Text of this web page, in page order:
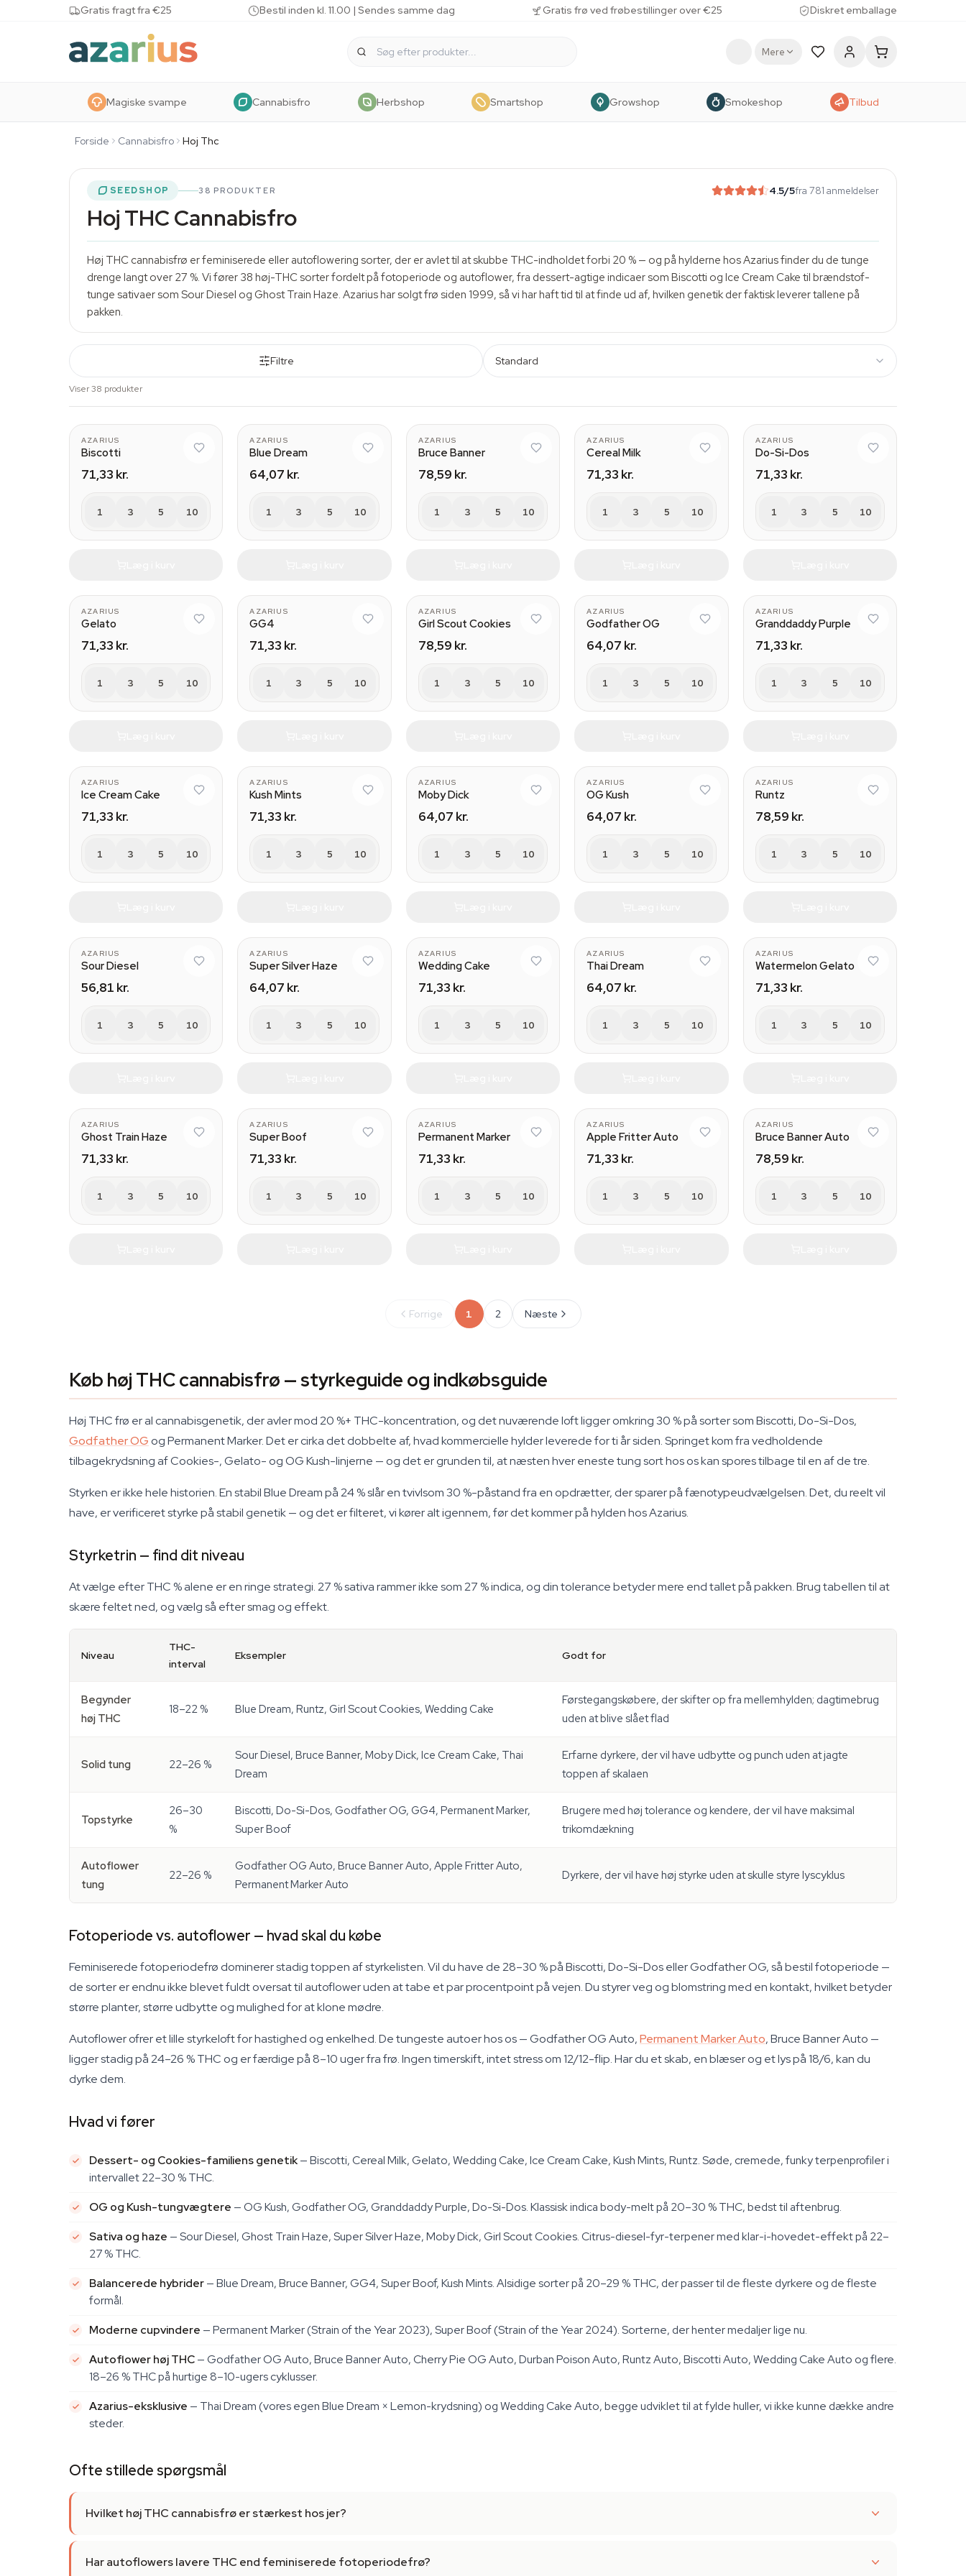
Skip to content Gratis fragt fra €25 Bestil inden kl. 11.00 | Sendes samme dag Gratis frø ved frøbestillinger over €25 Diskret emballage
Mere
Magiske svampe Cannabisfro Herbshop Smartshop Growshop Smokeshop Tilbud
Forside Cannabisfro Hoj Thc
SEEDSHOP 38 PRODUKTER 4.5/5fra 781 anmeldelser
Hoj THC Cannabisfro
Høj THC cannabisfrø er feminiserede eller autoflowering sorter, der er avlet til at skubbe THC-indholdet forbi 20 % — og på hylderne hos Azarius finder du de tunge
drenge langt over 27 %. Vi fører 38 høj-THC sorter fordelt på fotoperiode og autoflower, fra dessert-agtige indicaer som Biscotti og Ice Cream Cake til brændstof-
tunge sativaer som Sour Diesel og Ghost Train Haze. Azarius har solgt frø siden 1999, så vi har haft tid til at finde ud af, hvilken genetik der faktisk leverer tallene på
pakken.
Filtre Standard
Viser 38 produkter
AZARIUS
Biscotti
71,33 kr.
1 3 5 10
AZARIUS
Blue Dream
64,07 kr.
1 3 5 10
AZARIUS
Bruce Banner
78,59 kr.
1 3 5 10
AZARIUS
Cereal Milk
71,33 kr.
1 3 5 10
AZARIUS
Do-Si-Dos
71,33 kr.
1 3 5 10
AZARIUS
Gelato
71,33 kr.
1 3 5 10
AZARIUS
GG4
71,33 kr.
1 3 5 10
AZARIUS
Girl Scout Cookies
78,59 kr.
1 3 5 10
AZARIUS
Godfather OG
64,07 kr.
1 3 5 10
AZARIUS
Granddaddy Purple
71,33 kr.
1 3 5 10
AZARIUS
Ice Cream Cake
71,33 kr.
1 3 5 10
AZARIUS
Kush Mints
71,33 kr.
1 3 5 10
AZARIUS
Moby Dick
64,07 kr.
1 3 5 10
AZARIUS
OG Kush
64,07 kr.
1 3 5 10
AZARIUS
Runtz
78,59 kr.
1 3 5 10
AZARIUS
Sour Diesel
56,81 kr.
1 3 5 10
AZARIUS
Super Silver Haze
64,07 kr.
1 3 5 10
AZARIUS
Wedding Cake
71,33 kr.
1 3 5 10
AZARIUS
Thai Dream
64,07 kr.
1 3 5 10
AZARIUS
Watermelon Gelato
71,33 kr.
1 3 5 10
AZARIUS
Ghost Train Haze
71,33 kr.
1 3 5 10
AZARIUS
Super Boof
71,33 kr.
1 3 5 10
AZARIUS
Permanent Marker
71,33 kr.
1 3 5 10
AZARIUS
Apple Fritter Auto
71,33 kr.
1 3 5 10
AZARIUS
Bruce Banner Auto
78,59 kr.
1 3 5 10
Forrige 1 2 Næste
Køb høj THC cannabisfrø — styrkeguide og indkøbsguide
Høj THC frø er al cannabisgenetik, der avler mod 20 %+ THC-koncentration, og det nuværende loft ligger omkring 30 % på sorter som Biscotti, Do-Si-Dos,
Godfather OG og Permanent Marker. Det er cirka det dobbelte af, hvad kommercielle hylder leverede for ti år siden. Springet kom fra vedholdende
tilbagekrydsning af Cookies-, Gelato- og OG Kush-linjerne — og det er grunden til, at næsten hver eneste tung sort hos os kan spores tilbage til en af de tre.
Styrken er ikke hele historien. En stabil Blue Dream på 24 % slår en tvivlsom 30 %-påstand fra en opdrætter, der sparer på fænotypeudvælgelsen. Det, du reelt vil
have, er verificeret styrke på stabil genetik — og det er filteret, vi kører alt igennem, før det kommer på hylden hos Azarius.
Styrketrin — find dit niveau
At vælge efter THC % alene er en ringe strategi. 27 % sativa rammer ikke som 27 % indica, og din tolerance betyder mere end tallet på pakken. Brug tabellen til at
skære feltet ned, og vælg så efter smag og effekt.
Niveau
THC-
interval
Eksempler Godt for
Begynder
høj THC
18–22 % Blue Dream, Runtz, Girl Scout Cookies, Wedding Cake
Førstegangskøbere, der skifter op fra mellemhylden; dagtimebrug
uden at blive slået flad
Solid tung 22–26 %
Sour Diesel, Bruce Banner, Moby Dick, Ice Cream Cake, Thai
Dream
Erfarne dyrkere, der vil have udbytte og punch uden at jagte
toppen af skalaen
Topstyrke
26–30
%
Biscotti, Do-Si-Dos, Godfather OG, GG4, Permanent Marker,
Super Boof
Brugere med høj tolerance og kendere, der vil have maksimal
trikomdækning
Autoflower
tung
22–26 %
Godfather OG Auto, Bruce Banner Auto, Apple Fritter Auto,
Permanent Marker Auto
Dyrkere, der vil have høj styrke uden at skulle styre lyscyklus
Fotoperiode vs. autoflower — hvad skal du købe
Feminiserede fotoperiodefrø dominerer stadig toppen af styrkelisten. Vil du have de 28–30 % på Biscotti, Do-Si-Dos eller Godfather OG, så bestil fotoperiode —
de sorter er endnu ikke blevet fuldt oversat til autoflower uden at tabe et par procentpoint på vejen. Du styrer veg og blomstring med en kontakt, hvilket betyder
større planter, større udbytte og mulighed for at klone mødre.
Autoflower ofrer et lille styrkeloft for hastighed og enkelhed. De tungeste autoer hos os — Godfather OG Auto,Permanent Marker Auto, Bruce Banner Auto —
ligger stadig på 24–26 % THC og er færdige på 8–10 uger fra frø. Ingen timerskift, intet stress om 12/12-flip. Har du et skab, en blæser og et lys på 18/6, kan du
dyrke dem.
Hvad vi fører
Dessert- og Cookies-familiens genetik— Biscotti, Cereal Milk, Gelato, Wedding Cake, Ice Cream Cake, Kush Mints, Runtz. Søde, cremede, funky terpenprofiler i
intervallet 22–30 % THC.
OG og Kush-tungvægtere — OG Kush, Godfather OG, Granddaddy Purple, Do-Si-Dos. Klassisk indica body-melt på 20–30 % THC, bedst til aftenbrug.
Sativa og haze — Sour Diesel, Ghost Train Haze, Super Silver Haze, Moby Dick, Girl Scout Cookies. Citrus-diesel-fyr-terpener med klar-i-hovedet-effekt på 22–
27 % THC.
Balancerede hybrider— Blue Dream, Bruce Banner, GG4, Super Boof, Kush Mints. Alsidige sorter på 20–29 % THC, der passer til de fleste dyrkere og de fleste
formål.
Moderne cupvindere — Permanent Marker (Strain of the Year 2023), Super Boof (Strain of the Year 2024). Sorterne, der henter medaljer lige nu.
Autoflower høj THC— Godfather OG Auto, Bruce Banner Auto, Cherry Pie OG Auto, Durban Poison Auto, Runtz Auto, Biscotti Auto, Wedding Cake Auto og flere.
18–26 % THC på hurtige 8–10-ugers cyklusser.
Azarius-eksklusive — Thai Dream (vores egen Blue Dream × Lemon-krydsning) og Wedding Cake Auto, begge udviklet til at fylde huller, vi ikke kunne dække andre
steder.
Ofte stillede spørgsmål
Hvilket høj THC cannabisfrø er stærkest hos jer?
Har autoflowers lavere THC end feminiserede fotoperiodefrø?